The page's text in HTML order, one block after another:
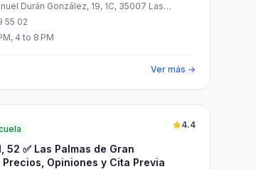
Durán González, 19, 1C, 35007 Las
Canaria, Las Palmas, España
55 02
4 to 8 PM
Ver más →
52 ✅ Las Palmas de Gran
Opiniones y Cita Previa
4.4